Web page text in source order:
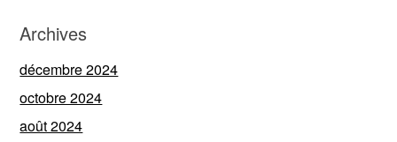
Archives
décembre 2024
octobre 2024
août 2024